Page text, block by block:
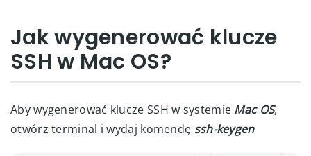
Jak wygenerować klucze
SSH w Mac OS?
Aby wygenerować klucze SSH w systemie Mac OS,
otwórz terminal i wydaj komendę ssh-keygen